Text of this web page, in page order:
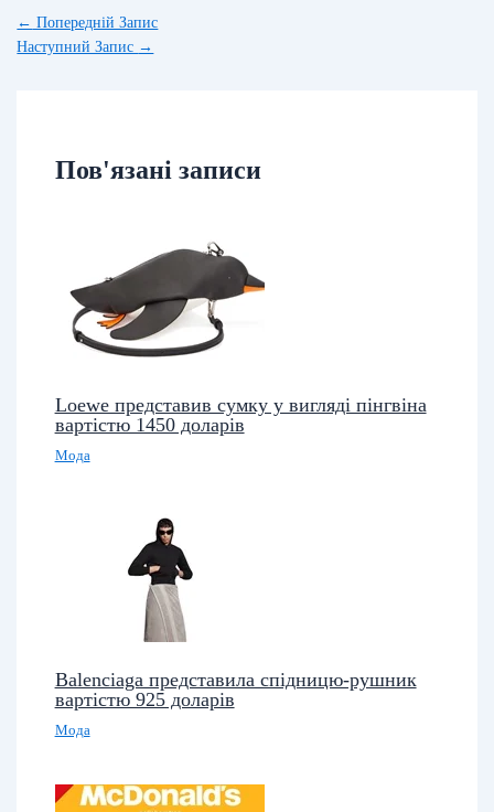
← Попередній Запис
Наступний Запис →
Пов'язані записи
Loewe представив сумку у вигляді пінгвіна
вартістю 1450 доларів
Мода
Balenciaga представила спідницю-рушник
вартістю 925 доларів
Мода